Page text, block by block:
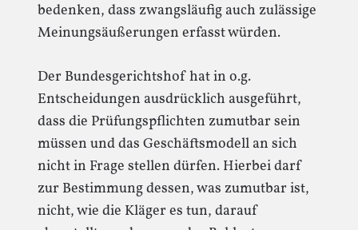
bedenken, dass zwangsläufig auch zulässige
Meinungsäußerungen erfasst würden.
Der Bundesgerichtshof hat in o.g.
Entscheidungen ausdrücklich ausgeführt,
dass die Prüfungspflichten zumutbar sein
müssen und das Geschäftsmodell an sich
nicht in Frage stellen dürfen. Hierbei darf
zur Bestimmung dessen, was zumutbar ist,
nicht, wie die Kläger es tun, darauf